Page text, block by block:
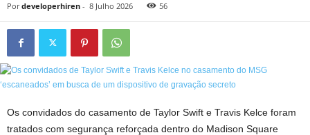
Por developerhiren - 8 Julho 2026 56
Os convidados do casamento de Taylor Swift e Travis Kelce foram
tratados com segurança reforçada dentro do Madison Square